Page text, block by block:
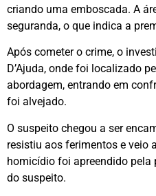
criando uma emboscada. A
seguranda, o que indica a
Após cometer o crime, o
D’Ajuda, onde foi localizado
abordagem, entrando em
foi alvejado.
O suspeito chegou a ser
resistiu aos ferimentos e veio
homicídio foi apreendido
do suspeito.